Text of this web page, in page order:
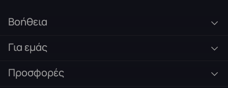
Βοήθεια
Για εμάς
Προσφορές